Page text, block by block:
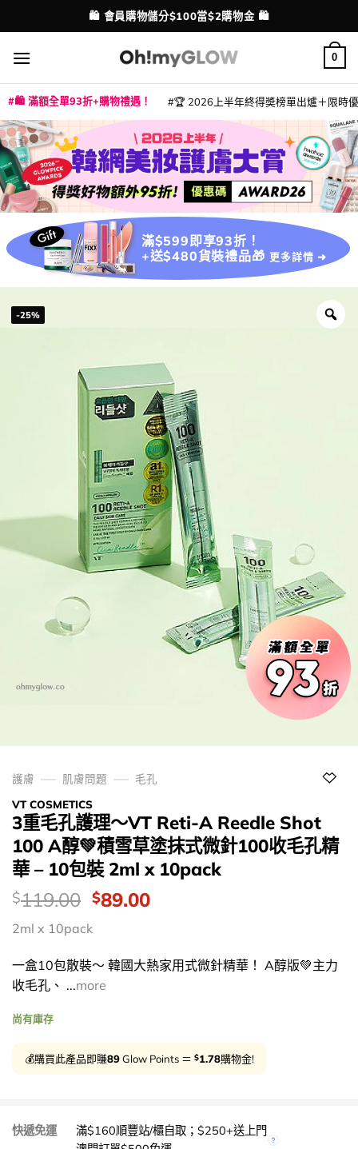
to
content
配送港澳
💳 支援消費券、FPS、八達通、PAYME、信用卡付款
0
🛍️ 滿額全單93折+購物禮遇！ 🏆 2026上半年終得奬榜單出爐＋限時
滿$599即享93折！
+送$480貨裝禮品🎁 更多詳情 ➜
-25%
護膚 肌膚問題
毛孔
VT COSMETICS
3重毛孔護理～VT Reti-A Reedle Shot
100 A醇💚積雪草塗抹式微針100收毛孔精
華 – 10包裝 2ml x 10pack
價
錢：
$119.00 Original
was:
$119.00.
$89.00Current
$89.00.
2ml x 10pack
一盒10包散裝～ 韓國大熱家用式微針精華！ A醇版💚主力
收毛孔、 ...more
尚有庫存
💰購買此產品即賺89Glow Points ＝ $1.78購物金!
快遞免運
滿$160順豐站/櫃自取；$250+送上門